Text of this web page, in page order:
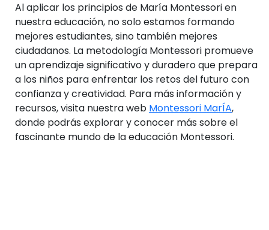
Al aplicar los principios de María Montessori en
nuestra educación, no solo estamos formando
mejores estudiantes, sino también mejores
ciudadanos. La metodología Montessori promueve
un aprendizaje significativo y duradero que prepara
a los niños para enfrentar los retos del futuro con
confianza y creatividad. Para más información y
recursos, visita nuestra web Montessori MarÍA,
donde podrás explorar y conocer más sobre el
fascinante mundo de la educación Montessori.